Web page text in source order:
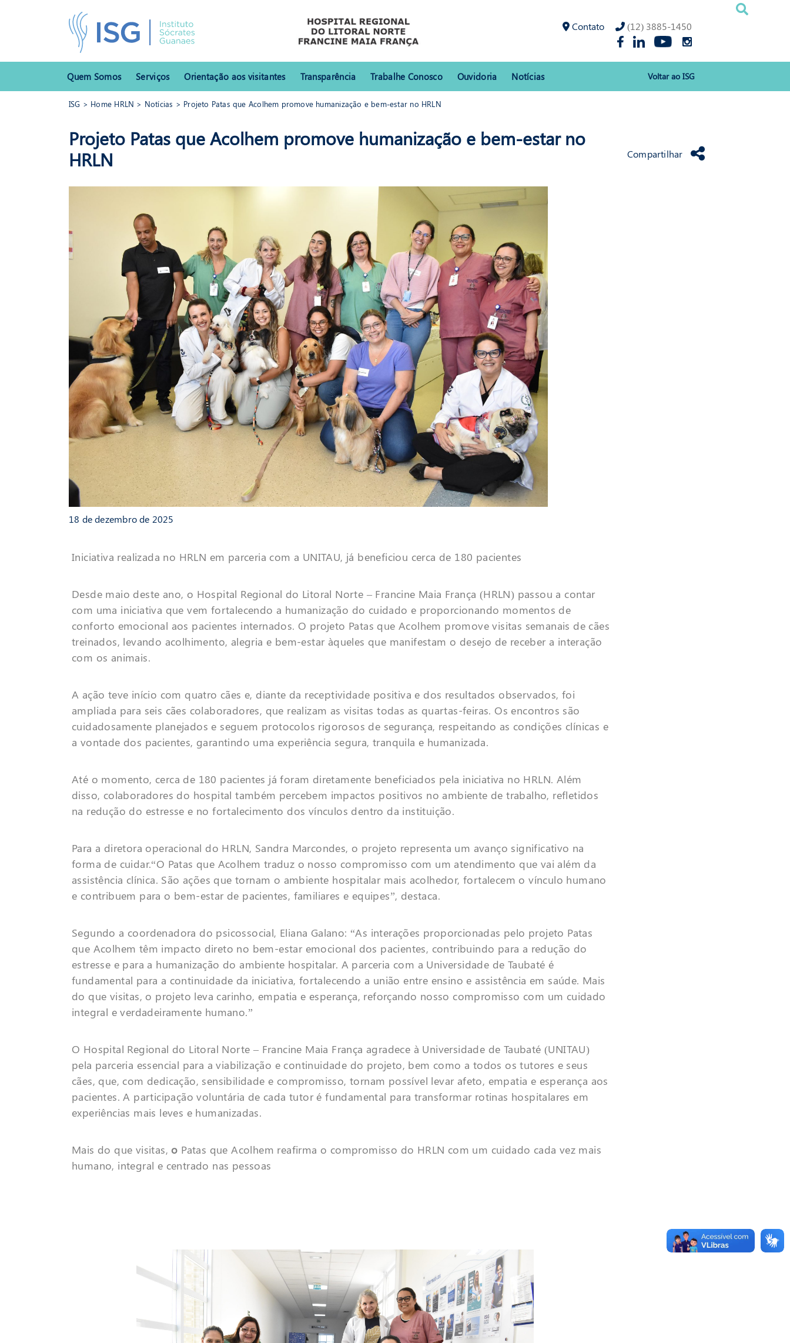
Contato (12) 3885-1450
Quem Somos Serviços Orientação aos visitantes Transparência Trabalhe Conosco Ouvidoria Notícias Voltar ao ISG
ISG> Home HRLN > Notícias> Projeto Patas que Acolhem promove humanização e bem-estar no HRLN
ISG > Home HRLN > Notícias > Projeto Patas que Acolhem promove humanização e bem-estar no HRLN
Projeto Patas que Acolhem promove humanização e bem-estar no
HRLN
18 de dezembro de 2025
Iniciativa realizada no HRLN em parceria com a UNITAU, já beneficiou cerca de 180 pacientes
Desde maio deste ano, o Hospital Regional do Litoral Norte – Francine Maia França (HRLN) passou a contar
com uma iniciativa que vem fortalecendo a humanização do cuidado e proporcionando momentos de
conforto emocional aos pacientes internados. O projeto Patas que Acolhem promove visitas semanais de cães
treinados, levando acolhimento, alegria e bem-estar àqueles que manifestam o desejo de receber a interação
com os animais.
A ação teve início com quatro cães e, diante da receptividade positiva e dos resultados observados, foi
ampliada para seis cães colaboradores, que realizam as visitas todas as quartas-feiras. Os encontros são
cuidadosamente planejados e seguem protocolos rigorosos de segurança, respeitando as condições clínicas e
a vontade dos pacientes, garantindo uma experiência segura, tranquila e humanizada.
Até o momento, cerca de 180 pacientes já foram diretamente beneficiados pela iniciativa no HRLN. Além
disso, colaboradores do hospital também percebem impactos positivos no ambiente de trabalho, refletidos
na redução do estresse e no fortalecimento dos vínculos dentro da instituição.
Para a diretora operacional do HRLN, Sandra Marcondes, o projeto representa um avanço significativo na
forma de cuidar.“O Patas que Acolhem traduz o nosso compromisso com um atendimento que vai além da
assistência clínica. São ações que tornam o ambiente hospitalar mais acolhedor, fortalecem o vínculo humano
e contribuem para o bem-estar de pacientes, familiares e equipes”, destaca.
Segundo a coordenadora do psicossocial, Eliana Galano: “As interações proporcionadas pelo projeto Patas
que Acolhem têm impacto direto no bem-estar emocional dos pacientes, contribuindo para a redução do
estresse e para a humanização do ambiente hospitalar. A parceria com a Universidade de Taubaté é
fundamental para a continuidade da iniciativa, fortalecendo a união entre ensino e assistência em saúde. Mais
do que visitas, o projeto leva carinho, empatia e esperança, reforçando nosso compromisso com um cuidado
integral e verdadeiramente humano.”
O Hospital Regional do Litoral Norte – Francine Maia França agradece à Universidade de Taubaté (UNITAU)
pela parceria essencial para a viabilização e continuidade do projeto, bem como a todos os tutores e seus
cães, que, com dedicação, sensibilidade e compromisso, tornam possível levar afeto, empatia e esperança aos
pacientes. A participação voluntária de cada tutor é fundamental para transformar rotinas hospitalares em
experiências mais leves e humanizadas.
Mais do que visitas, o Patas que Acolhem reafirma o compromisso do HRLN com um cuidado cada vez mais
humano, integral e centrado nas pessoas
Compartilhar